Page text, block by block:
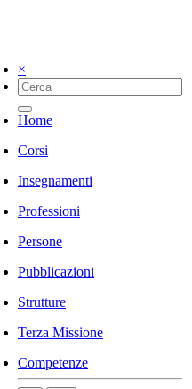
×
Home
Corsi
Insegnamenti
Professioni
Persone
Pubblicazioni
Strutture
Terza Missione
Competenze